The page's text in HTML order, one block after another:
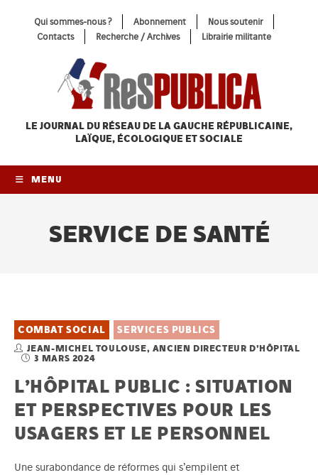
Qui sommes-nous ? Abonnement
Nous soutenir
Contacts
Recherche / Archives Librairie militante
LE JOURNAL DU RÉSEAU DE LA GAUCHE RÉPUBLICAINE,
LAÏQUE, ÉCOLOGIQUE ET SOCIALE
MENU
SERVICE DE SANTÉ
COMBAT SOCIAL SERVICES PUBLICS
JEAN-MICHEL TOULOUSE, ANCIEN DIRECTEUR D’HÔPITAL
3 MARS 2024
L’HÔPITAL PUBLIC : SITUATION
ET PERSPECTIVES POUR LES
USAGERS ET LE PERSONNEL
Une surabondance de réformes qui s’empilent et